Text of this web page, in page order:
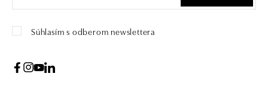
Súhlasím s odberom newslettera